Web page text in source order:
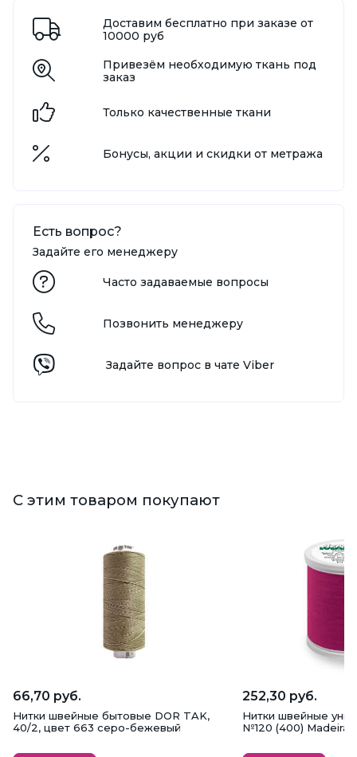
Доставим бесплатно при заказе от
10000 руб
Привезём необходимую ткань под
заказ
Только качественные ткани
Бонусы, акции и скидки от метража
Есть вопрос?
Задайте его менеджеру
Часто задаваемые вопросы
Позвонить менеджеру
Задайте вопрос в чате Viber
С этим товаром покупают
66,70 руб.
Нитки швейные бытовые DOR TAK,
40/2, цвет 663 серо-бежевый
252,30 руб.
Нитки швейные
№120 (400) Madeira,